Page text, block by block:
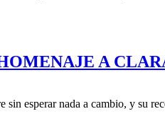
A
esperar nada a cambio, y su